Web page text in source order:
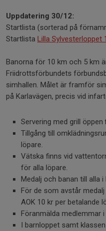
Uppdatering 30/12:
Startlista (sorterad på
Startlista Lilla Sylvesterloppet
Banorna för 10 km och 5 km
Friidrottsförbundets
simhallen. Målet är framför
på Karlavägen, precis vid
Servering med grill öppen
Tillgång till
löpare.
Vätska finns vid
för alla löpare.
Medalj och banan till alla
För de som avstår
AOK 10 kr per betalande
Föranmälda medlemmar
I barnloppet samt